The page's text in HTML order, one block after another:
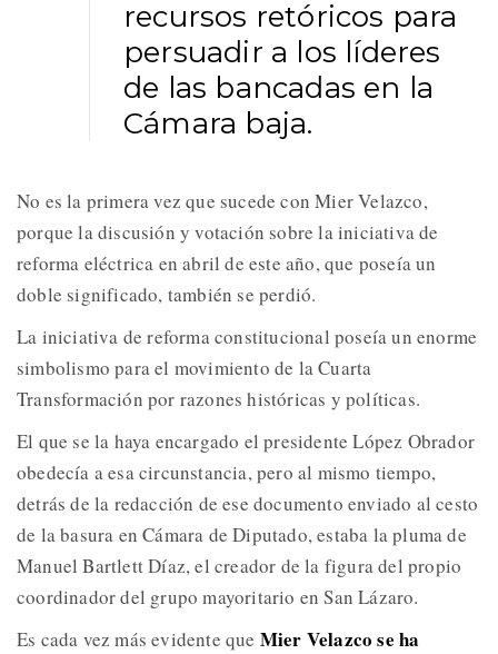
recursos retóricos para
persuadir a los líderes
de las bancadas en la
Cámara baja.
No es la primera vez que sucede con Mier Velazco,
porque la discusión y votación sobre la iniciativa de
reforma eléctrica en abril de este año, que poseía un
doble significado, también se perdió.
La iniciativa de reforma constitucional poseía un enorme
simbolismo para el movimiento de la Cuarta
Transformación por razones históricas y políticas.
El que se la haya encargado el presidente López Obrador
obedecía a esa circunstancia, pero al mismo tiempo,
detrás de la redacción de ese documento enviado al cesto
de la basura en Cámara de Diputado, estaba la pluma de
Manuel Bartlett Díaz, el creador de la figura del propio
coordinador del grupo mayoritario en San Lázaro.
Es cada vez más evidente que Mier Velazco se ha